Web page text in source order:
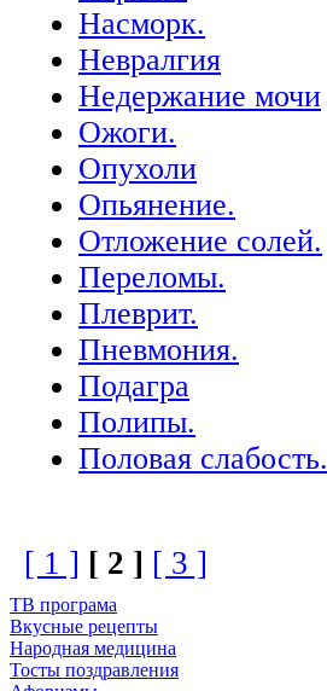
Насморк.
Невралгия
Недержание мочи
Ожоги.
Опухоли
Опьянение.
Отложение солей.
Переломы.
Плеврит.
Пневмония.
Подагра
Полипы.
Половая слабость.
[ 1 ] [ 2 ] [ 3 ]
ТВ програма
Вкусные рецепты
Народная медицина
Тосты поздравления